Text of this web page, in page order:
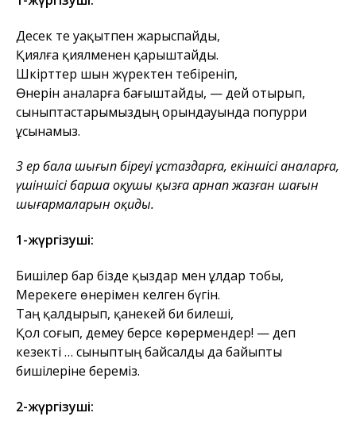
Десек те уақытпен жарыспайды,
Қиялға қиялменен қарыштайды.
Шәкірттер шын жүректен тебіреніп,
Өнерін аналарға бағыштайды, — дей отырып,
сыныптастарымыздың орындауында попурри
ұсынамыз.
3 ер бала шығып біреуі ұстаздарға, екіншісі аналарға,
үшіншісі барша оқушы қызға арнап жазған шағын
шығармаларын оқиды.
1-жүргізуші:
Бишілер бар бізде қыздар мен ұлдар тобы,
Мерекеге өнерімен келген бүгін.
Таң қалдырып, қанекей би билеші,
Қол соғып, демеу берсе көрермендер! — деп
кезекті … сыныптың байсалды да байыпты
бишілеріне береміз.
2-жүргізуші: